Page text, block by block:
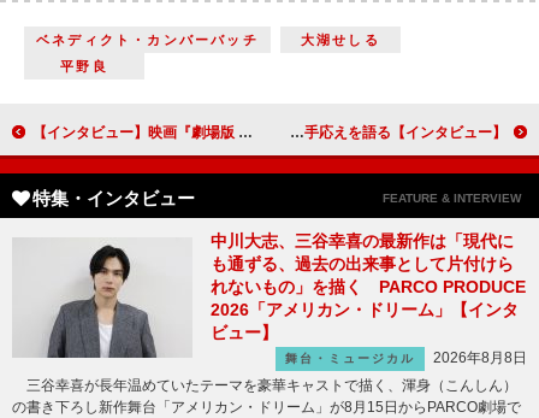
ベネディクト・カンバーバッチ
大湖せしる
平野良
【インタビュー】映画『劇場版 七つの大罪 光に呪われし者たち』川島明＆井上裕介「原作ファンの方、僕らの声は思っている以上に聞き逃せるので、安心して下さい（笑）」 【インタビュー】映画『アジアの天使』池松壮亮「本当に家族のようなチームでした」 石井裕也監督「日本では見せられないことが、海外だから見せられた」初挑戦したオール韓国ロケの手応えを語る
特集・インタビュー FEATURE & INTERVIEW
中川大志、三谷幸喜の最新作は「現代に
も通ずる、過去の出来事として片付けら
れないもの」を描く PARCO PRODUCE
2026「アメリカン・ドリーム」【インタ
ビュー】
舞台・ミュージカル
2026年8月8日
三谷幸喜が長年温めていたテーマを豪華キャストで描く、渾身（こんしん）
の書き下ろし新作舞台「アメリカン・ドリーム」が8月15日からPARCO劇場で